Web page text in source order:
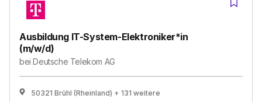
Ausbildung IT-System-Elektroniker*in
(m/w/d)
beiDeutsche Telekom AG
50321 Brühl (Rheinland) + 131 weitere